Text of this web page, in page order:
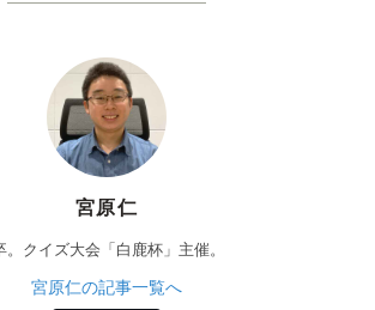
宮原仁
クイズ大会「白鹿杯」主催。
宮原仁の記事一覧へ